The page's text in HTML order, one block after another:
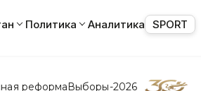
Политика Аналитика SPORT
реформаВыборы-2026